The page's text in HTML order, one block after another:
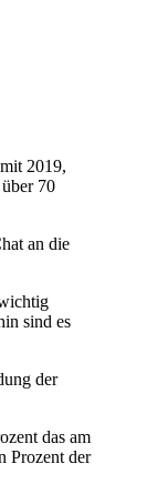
2019,
70
an die
sind es
der
das am
Prozent der